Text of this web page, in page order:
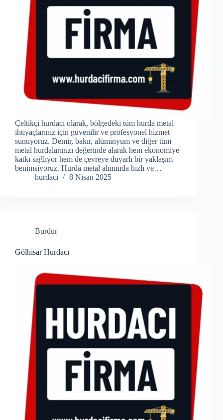
Çeltikçi hurdacı olarak, bölgedeki tüm hurda metal
ihtiyaçlarınız için güvenilir ve profesyonel hizmet
sunuyoruz. Demir, bakır, alüminyum ve diğer tüm
metal hurdalarınızı değerinde alarak hem ekonomiye
katkı sağlıyor hem de çevreye duyarlı bir yaklaşım
benimsiyoruz. Hurda metal alımında hızlı ve…
hurdaci
8 Nisan 2025
Burdur
Gölhisar Hurdacı